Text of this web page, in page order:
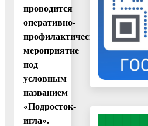
проводится
оперативно-
профилактическое
мероприятие
под
условным
названием
«Подросток-
игла».